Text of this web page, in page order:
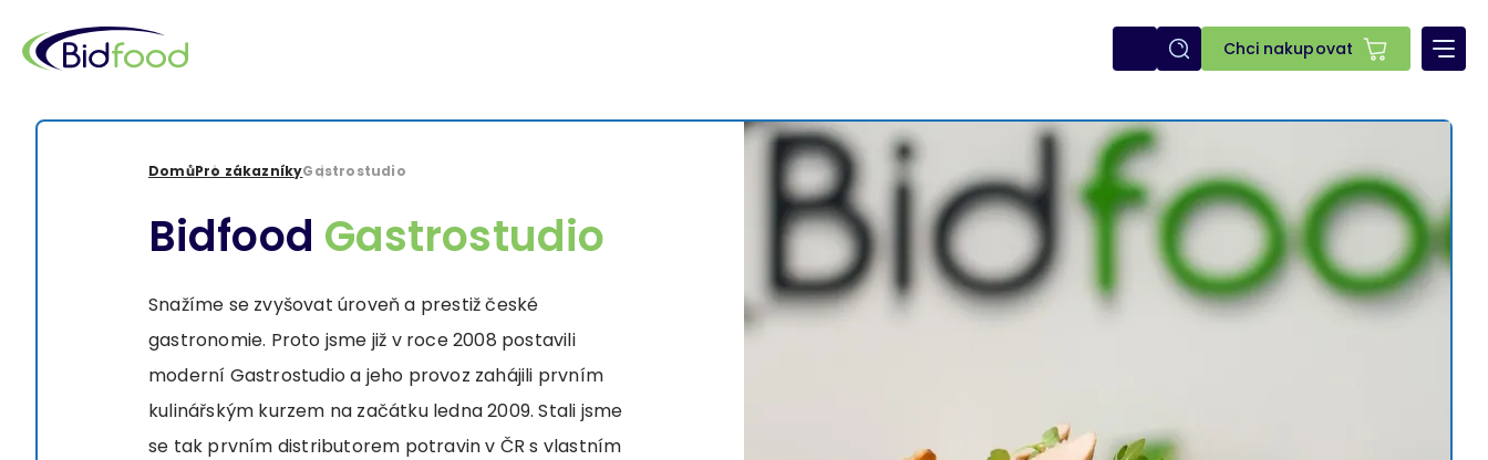
hlavnímu
obsahu
E-
Chci nakupovat
Drobečková
navigace
DomůPro zákazníkyGastrostudio
Bidfood Gastrostudio
Snažíme se zvyšovat úroveň a prestiž české
gastronomie. Proto jsme již v roce 2008 postavili
moderní Gastrostudio a jeho provoz zahájili prvním
kulinářským kurzem na začátku ledna 2009. Stali jsme
se tak prvním distributorem potravin v ČR s vlastním